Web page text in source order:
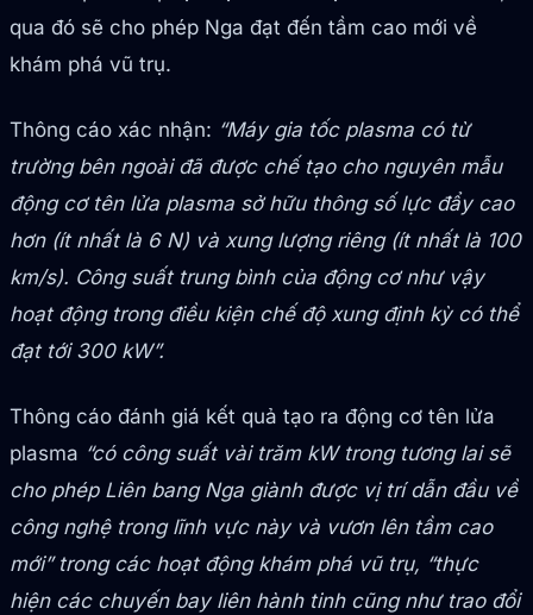
qua đó sẽ cho phép Nga đạt đến tầm cao mới về
khám phá vũ trụ.
Thông cáo xác nhận: “Máy gia tốc plasma có từ
trường bên ngoài đã được chế tạo cho nguyên mẫu
động cơ tên lửa plasma sở hữu thông số lực đẩy cao
hơn (ít nhất là 6 N) và xung lượng riêng (ít nhất là 100
km/s). Công suất trung bình của động cơ như vậy
hoạt động trong điều kiện chế độ xung định kỳ có thể
đạt tới 300 kW”.
Thông cáo đánh giá kết quả tạo ra động cơ tên lửa
plasma “có công suất vài trăm kW trong tương lai sẽ
cho phép Liên bang Nga giành được vị trí dẫn đầu về
công nghệ trong lĩnh vực này và vươn lên tầm cao
mới” trong các hoạt động khám phá vũ trụ, “thực
hiện các chuyến bay liên hành tinh cũng như trao đổi